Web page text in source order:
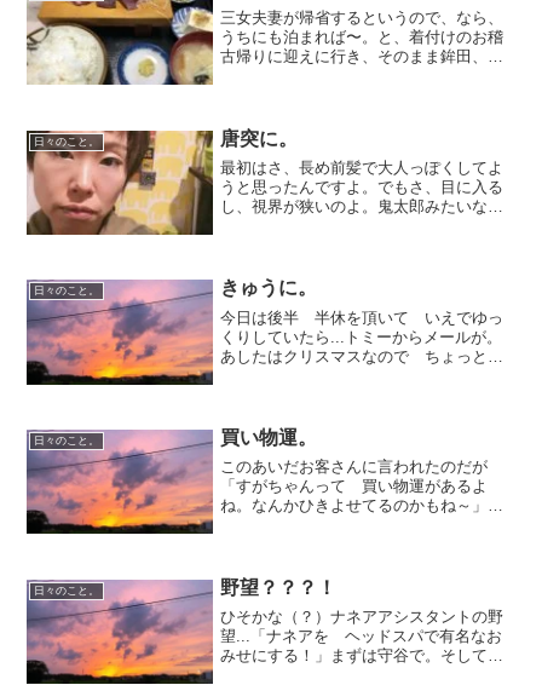
三女夫妻が帰省するというので、なら、
うちにも泊まれば〜。と、着付けのお稽
古帰りに迎えに行き、そのまま鉾田、鹿
に、お盆のせいか混んでた...
日々のこと。 唐突に。
最初はさ、長め前髪で大人っぽくしてよ
うと思ったんですよ。でもさ、目に入る
し、視界が狭いのよ。鬼太郎みたいなの
だなって。前髪しょっちゅ...
日々のこと。 きゅうに。
今日は後半 半休を頂いて いえでゆっ
くりしていたら...トミーからメールが。
あしたはクリスマスなので ちょっとき
って 結婚式くらい...
日々のこと。 買い物運。
このあいだお客さんに言われたのだが
「すがちゃんって 買い物運があるよ
ね。なんかひきよせてるのかもね～」た
寄った。道沿いのちいさいスタ...
日々のこと。 野望？？？！
ひそかな（？）ナネアアシスタントの野
望...「ナネアを ヘッドスパで有名なお
みせにする！」まずは守谷で。そして北